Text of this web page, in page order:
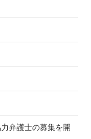
弁護士の募集を開